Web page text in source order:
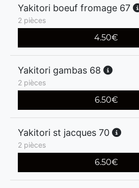
Yakitori boeuf fromage 67
2 pièces
4.50€
Yakitori gambas 68
2 pièces
6.50€
Yakitori st jacques 70
2 pièces
6.50€